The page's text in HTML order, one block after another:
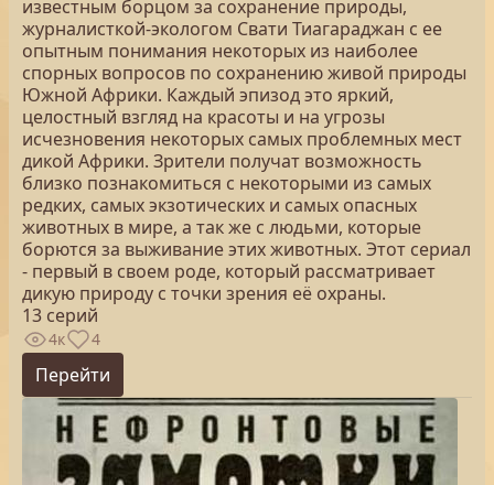
известным борцом за сохранение природы,
журналисткой-экологом Свати Тиагараджан с ее
опытным понимания некоторых из наиболее
спорных вопросов по сохранению живой природы
Южной Африки. Каждый эпизод это яркий,
целостный взгляд на красоты и на угрозы
исчезновения некоторых самых проблемных мест
дикой Африки. Зрители получат возможность
близко познакомиться с некоторыми из самых
редких, самых экзотических и самых опасных
животных в мире, а так же с людьми, которые
борются за выживание этих животных. Этот сериал
- первый в своем роде, который рассматривает
дикую природу с точки зрения её охраны.
13 серий
4к 4
Перейти